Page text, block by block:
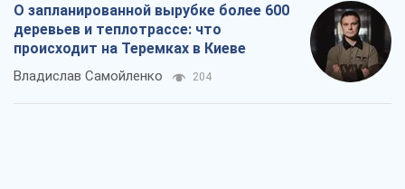
О запланированной вырубке более 600
деревьев и теплотрассе: что
происходит на Теремках в Киеве
Владислав Самойленко 204